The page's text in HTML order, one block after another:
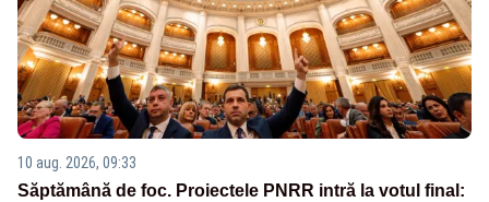
10 aug. 2026, 09:33
Săptămână de foc. Proiectele PNRR intră la votul final: